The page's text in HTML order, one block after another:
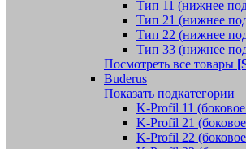
Тип 11 (нижнее
Тип 21 (нижнее
Тип 22 (нижнее
Тип 33 (нижнее
Посмотреть все товары
Buderus
Показать подкатегории
K-Profil 11
K-Profil 21
K-Profil 22